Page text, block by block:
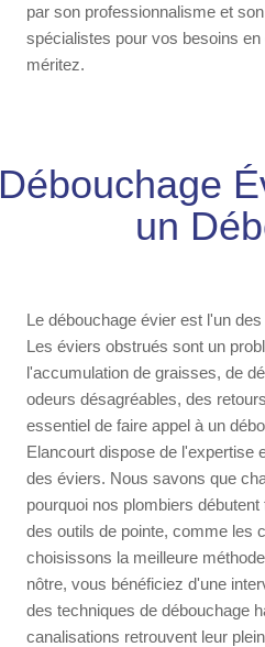
par son professionnalisme et
spécialistes pour vos besoins
méritez.
Débouchage
un
Le débouchage évier est l'un
Les éviers obstrués sont un
l'accumulation de graisses, de
odeurs désagréables, des
essentiel de faire appel à un
Elancourt dispose de l'expertise
des éviers. Nous savons que
pourquoi nos plombiers
des outils de pointe, comme les
choisissons la meilleure
nôtre, vous bénéficiez d'une
des techniques de débouchage
canalisations retrouvent leur